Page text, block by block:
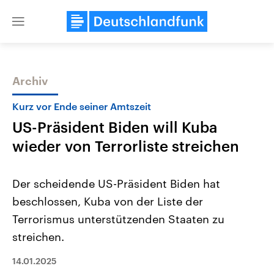
Close
Themen
Landtagswahl Sachsen-Anhalt
2026
Alle Informationen
Sachsen-Anhalt wählt am 6.
Landtag. Seit 2021 wird das
USA
Aktuelle Beiträge,
Archiv
Kurz vor Ende seiner Amtszeit
US-Präsident Biden will Kuba
wieder von Terrorliste streichen
Der scheidende US-Präsident Biden hat
beschlossen, Kuba von der Liste der
Terrorismus unterstützenden Staaten zu
streichen.
14.01.2025